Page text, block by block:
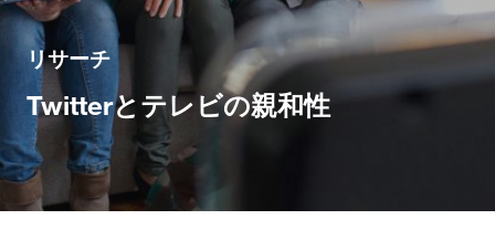
リサーチ
Twitterとテレビの親和性